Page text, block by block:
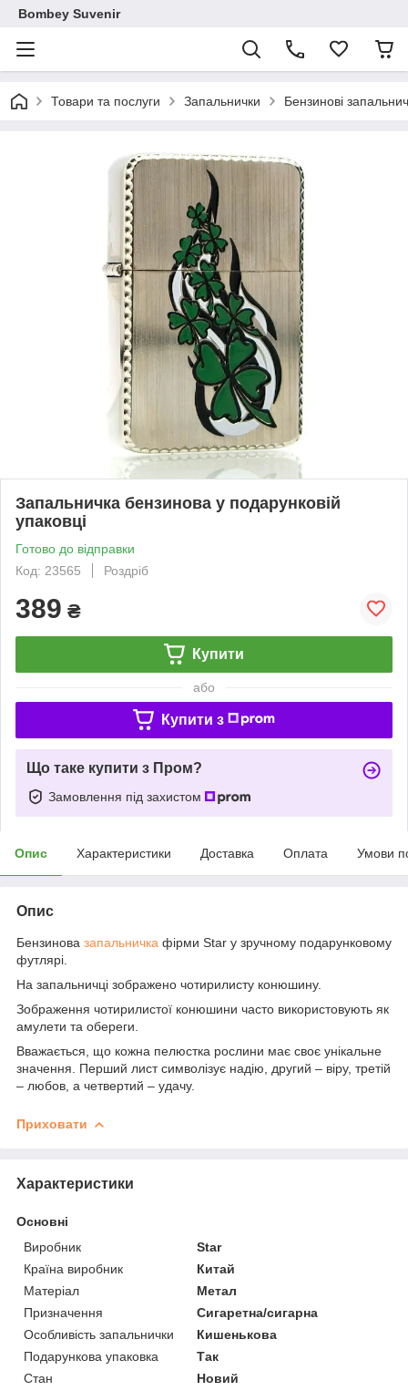
Bombey Suvenir
Товари та послуги Запальнички Бензинові
Запальничка бензинова у подарунковій
упаковці
Готово до відправки
Код: 23565
Роздріб
389 ₴
Купити
або
Купити з
Що таке купити з Пром?
Замовлення під захистом
Опис Характеристики Доставка Оплата Умови
Опис
Бензинова запальничка фірми Star у зручному подарунковому
футлярі.
На запальничці зображено чотирилисту конюшину.
Зображення чотирилистої конюшини часто використовують як
амулети та обереги.
Вважається, що кожна пелюстка рослини має своє унікальне
значення. Перший лист символізує надію, другий – віру, третій
– любов, а четвертий – удачу.
Приховати
Характеристики
Основні
Виробник
Star
Країна виробник
Китай
Матеріал
Метал
Призначення
Сигаретна/сигарна
Особливість запальнички
Кишенькова
Подарункова упаковка
Так
Стан
Новий